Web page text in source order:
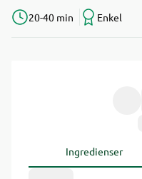
20-40 min Enkel
Ingredienser